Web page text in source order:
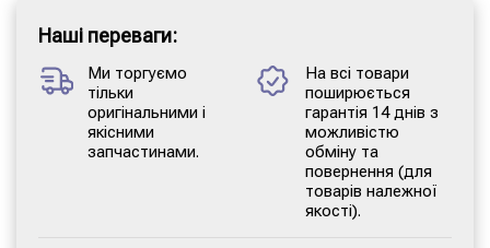
Наші переваги:
Ми торгуємо
тільки
оригінальними і
якісними
запчастинами.
На всі товари
поширюється
гарантія 14 днів з
можливістю
обміну та
повернення (для
товарів належної
якості).